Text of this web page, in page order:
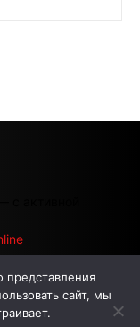
активной
НА САЙТЕ
представления
сайт, мы